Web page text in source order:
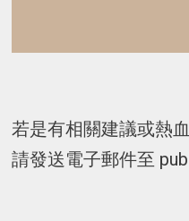
若是有相關建議或熱
請發送電子郵件至